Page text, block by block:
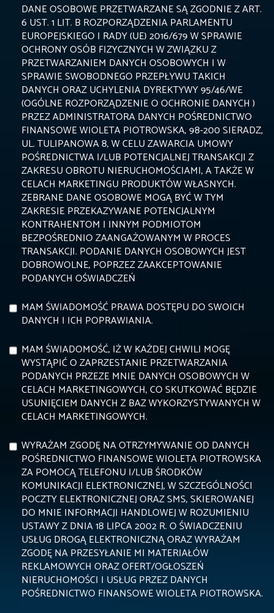
DANE OSOBOWE PRZETWARZANE SĄ ZGODNIE Z ART.
6 UST. 1 LIT. B ROZPORZĄDZENIA PARLAMENTU
EUROPEJSKIEGO I RADY (UE) 2016/679 W SPRAWIE
OCHRONY OSÓB FIZYCZNYCH W ZWIĄZKU Z
PRZETWARZANIEM DANYCH OSOBOWYCH I W
SPRAWIE SWOBODNEGO PRZEPŁYWU TAKICH
DANYCH ORAZ UCHYLENIA DYREKTYWY 95/46/WE
(OGÓLNE ROZPORZĄDZENIE O OCHRONIE DANYCH )
PRZEZ ADMINISTRATORA DANYCH POŚREDNICTWO
FINANSOWE WIOLETA PIOTROWSKA, 98-200 SIERADZ,
UL. TULIPANOWA 8, W CELU ZAWARCIA UMOWY
POŚREDNICTWA I/LUB POTENCJALNEJ TRANSAKCJI Z
ZAKRESU OBROTU NIERUCHOMOŚCIAMI, A TAKŻE W
CELACH MARKETINGU PRODUKTÓW WŁASNYCH.
ZEBRANE DANE OSOBOWE MOGĄ BYĆ W TYM
ZAKRESIE PRZEKAZYWANE POTENCJALNYM
KONTRAHENTOM I INNYM PODMIOTOM
BEZPOŚREDNIO ZAANGAŻOWANYM W PROCES
TRANSAKCJI. PODANIE DANYCH OSOBOWYCH JEST
DOBROWOLNE, POPRZEZ ZAAKCEPTOWANIE
PODANYCH OŚWIADCZEŃ
MAM ŚWIADOMOŚĆ PRAWA DOSTĘPU DO SWOICH
DANYCH I ICH POPRAWIANIA.
MAM ŚWIADOMOŚĆ, IŻ W KAŻDEJ CHWILI MOGĘ
WYSTĄPIĆ O ZAPRZESTANIE PRZETWARZANIA
PODANYCH PRZEZE MNIE DANYCH OSOBOWYCH W
CELACH MARKETINGOWYCH, CO SKUTKOWAĆ BĘDZIE
USUNIĘCIEM DANYCH Z BAZ WYKORZYSTYWANYCH W
CELACH MARKETINGOWYCH.
WYRAŻAM ZGODĘ NA OTRZYMYWANIE OD DANYCH
POŚREDNICTWO FINANSOWE WIOLETA PIOTROWSKA
ZA POMOCĄ TELEFONU I/LUB ŚRODKÓW
KOMUNIKACJI ELEKTRONICZNEJ, W SZCZEGÓLNOŚCI
POCZTY ELEKTRONICZNEJ ORAZ SMS, SKIEROWANEJ
DO MNIE INFORMACJI HANDLOWEJ W ROZUMIENIU
USTAWY Z DNIA 18 LIPCA 2002 R. O ŚWIADCZENIU
USŁUG DROGĄ ELEKTRONICZNĄ ORAZ WYRAŻAM
ZGODĘ NA PRZESYŁANIE MI MATERIAŁÓW
REKLAMOWYCH ORAZ OFERT/OGŁOSZEŃ
NIERUCHOMOŚCI I USŁUG PRZEZ DANYCH
POŚREDNICTWO FINANSOWE WIOLETA PIOTROWSKA.